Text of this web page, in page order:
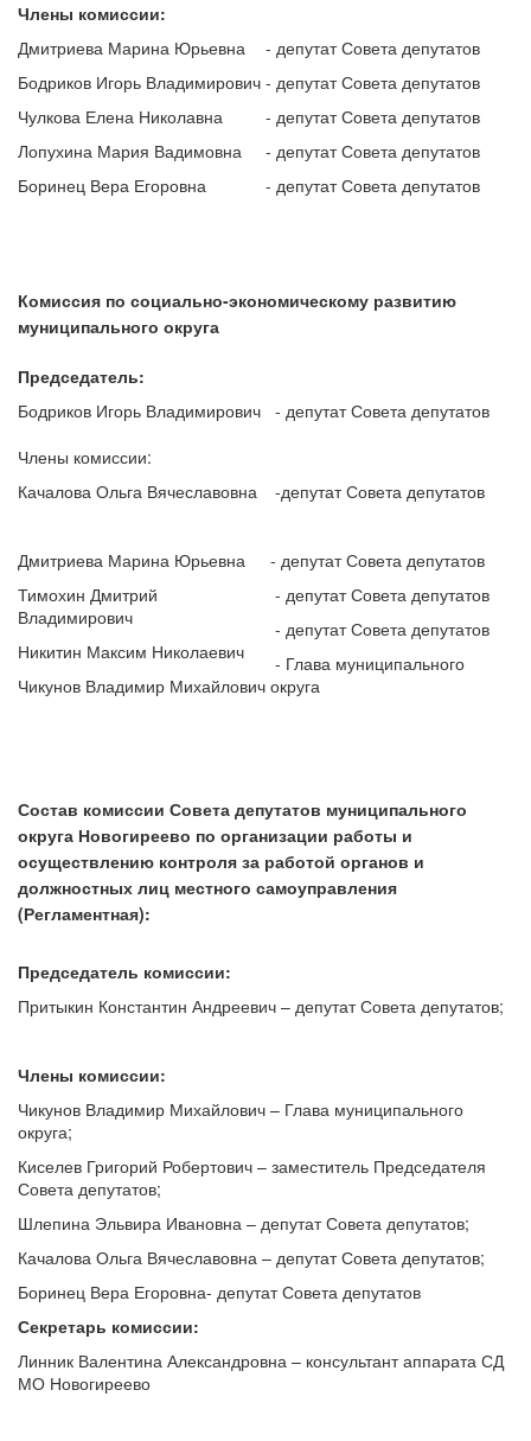
Члены комиссии:
Дмитриева Марина Юрьевна
Бодриков Игорь Владимирович
Чулкова Елена Николавна
Лопухина Мария Вадимовна
Боринец Вера Егоровна
- депутат Совета депутатов
- депутат Совета депутатов
- депутат Совета депутатов
- депутат Совета депутатов
- депутат Совета депутатов
Комиссия по социально-экономическому развитию
муниципального округа
Председатель:
Бодриков Игорь Владимирович - депутат Совета депутатов
Члены комиссии:
Качалова Ольга Вячеславовна
-депутат Совета депутатов
Дмитриева Марина Юрьевна
Тимохин Дмитрий
Владимирович
Никитин Максим Николаевич
Чикунов Владимир Михайлович
- депутат Совета депутатов
- депутат Совета депутатов
- депутат Совета депутатов
- Глава муниципального
округа
Состав комиссии Совета депутатов муниципального
округа Новогиреево по организации работы и
осуществлению контроля за работой органов и
должностных лиц местного самоуправления
(Регламентная):
Председатель комиссии:
Притыкин Константин Андреевич – депутат Совета депутатов;
Члены комиссии:
Чикунов Владимир Михайлович – Глава муниципального
округа;
Киселев Григорий Робертович – заместитель Председателя
Совета депутатов;
Шлепина Эльвира Ивановна – депутат Совета депутатов;
Качалова Ольга Вячеславовна – депутат Совета депутатов;
Боринец Вера Егоровна- депутат Совета депутатов
Секретарь комиссии:
Линник Валентина Александровна – консультант аппарата СД
МО Новогиреево